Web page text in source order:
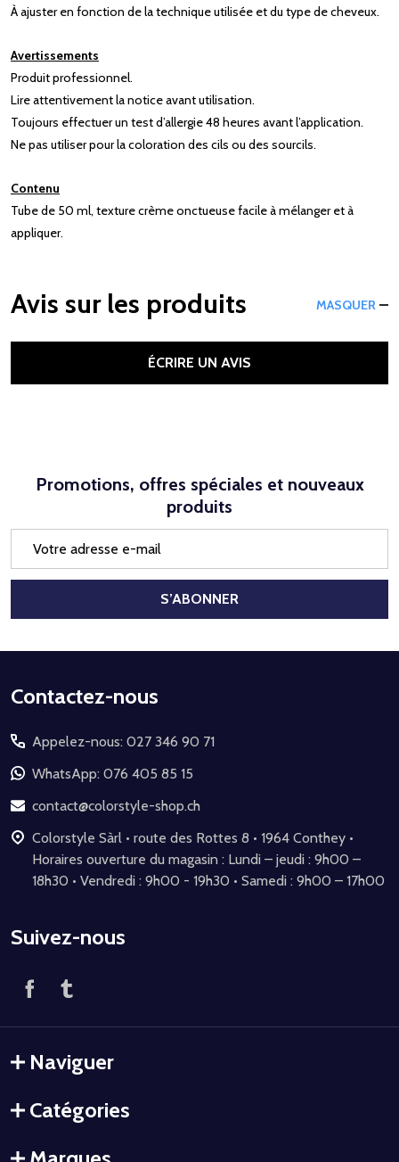
À ajuster en fonction de la technique utilisée et du type de cheveux.
Avertissements
Produit professionnel.
Lire attentivement la notice avant utilisation.
Toujours effectuer un test d’allergie 48 heures avant l’application.
Ne pas utiliser pour la coloration des cils ou des sourcils.
Contenu
Tube de 50 ml, texture crème onctueuse facile à mélanger et à
appliquer.
Avis sur les produits MASQUER
ÉCRIRE UN AVIS
Promotions, offres spéciales et nouveaux
produits
mail
S’ABONNER
Début
pied
de
page
Contactez-nous
Appelez-nous: 027 346 90 71
WhatsApp: 076 405 85 15
contact@colorstyle-shop.ch
Colorstyle Sàrl • route des Rottes 8 • 1964 Conthey •
Horaires ouverture du magasin : Lundi – jeudi : 9h00 –
18h30 • Vendredi : 9h00 - 19h30 • Samedi : 9h00 – 17h00
Suivez-nous
Naviguer
Catégories